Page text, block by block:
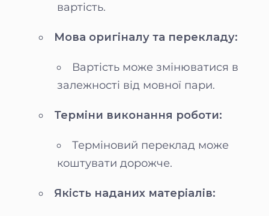
вартість.
Мова оригіналу та перекладу:
Вартість може змінюватися в
залежності від мовної пари.
Терміни виконання роботи:
Терміновий переклад може
коштувати дорожче.
Якість наданих матеріалів: